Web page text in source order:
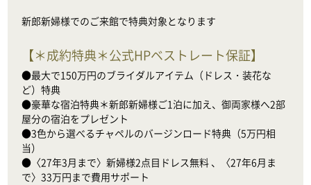
新郎新婦様でのご来館で特典対象となります
【＊成約特典＊公式HPベストレート保証】
●最大で150万円のブライダルアイテム（ドレス・装花な
ど）特典
●豪華な宿泊特典＊新郎新婦様ご1泊に加え、御両家様へ2部
屋分の宿泊をプレゼント
●3色から選べるチャペルのバージンロード特典（5万円相
当）
●〈27年3月まで〉新婦様2点目ドレス無料 、〈27年6月ま
で〉33万円まで費用サポート